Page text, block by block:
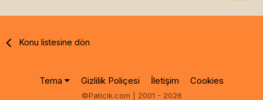
Konu listesine dön
Tema Gizlilik Poliçesi İletişim Cookies
©Paticik.com | 2001 - 2026